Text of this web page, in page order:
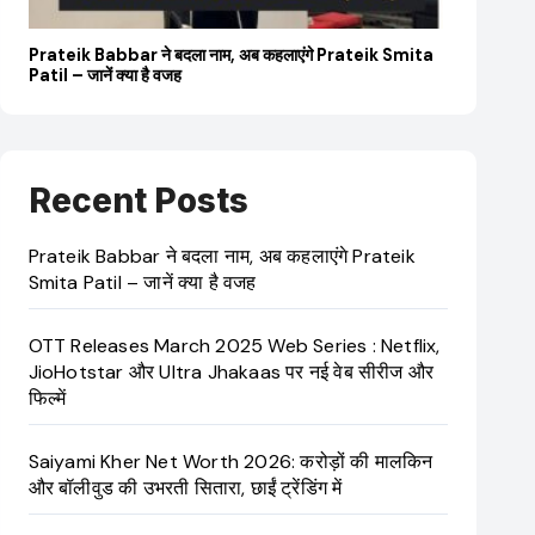
Prateik Babbar ने बदला नाम, अब कहलाएंगे Prateik Smita
Patil – जानें क्या है वजह
Recent Posts
Prateik Babbar ने बदला नाम, अब कहलाएंगे Prateik
Smita Patil – जानें क्या है वजह
OTT Releases March 2025 Web Series : Netflix,
JioHotstar और Ultra Jhakaas पर नई वेब सीरीज और
फिल्में
Saiyami Kher Net Worth 2026: करोड़ों की मालकिन
और बॉलीवुड की उभरती सितारा, छाईं ट्रेंडिंग में